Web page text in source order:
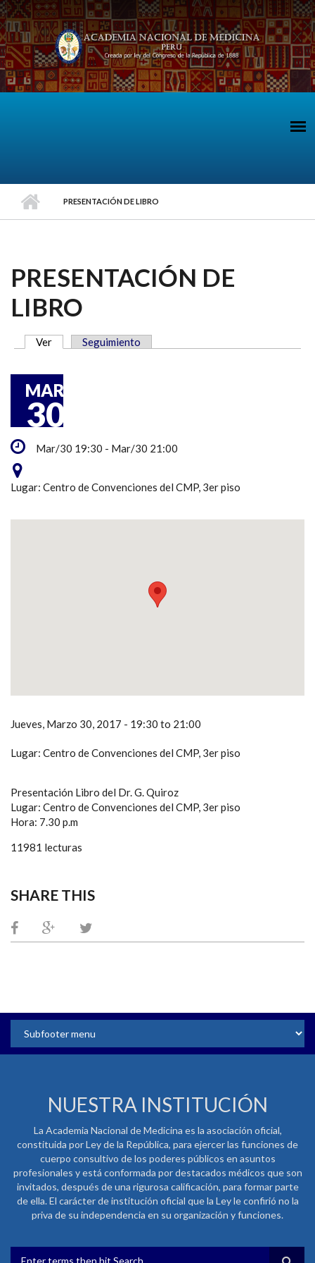
Pasar al contenido principal
PRESENTACIÓN DE LIBRO
PRESENTACIÓN DE
LIBRO
Ver (solapa activa)
Seguimiento
MAR
30
Mar/30 19:30 - Mar/30 21:00
Lugar: Centro de Convenciones del CMP, 3er piso
Jueves, Marzo 30, 2017 - 19:30 to 21:00
Lugar: Centro de Convenciones del CMP, 3er piso
Presentación Libro del Dr. G. Quiroz
Lugar: Centro de Convenciones del CMP, 3er piso
Hora: 7.30 p.m
11981 lecturas
SHARE THIS
NUESTRA INSTITUCIÓN
La Academia Nacional de Medicina es la asociación oficial,
constituida por Ley de la República, para ejercer las funciones de
cuerpo consultivo de los poderes públicos en asuntos
profesionales y está conformada por destacados médicos que son
invitados, después de una rigurosa calificación, para formar parte
de ella. El carácter de institución oficial que la Ley le confirió no la
priva de su independencia en su organización y funciones.